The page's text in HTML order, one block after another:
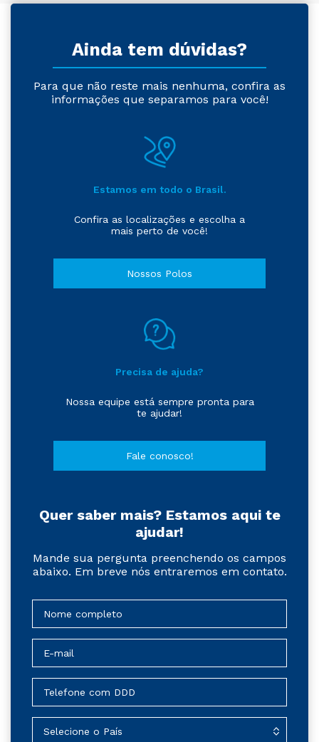
Ainda tem dúvidas?
Para que não reste mais nenhuma, confira as
informações que separamos para você!
Estamos em todo o Brasil.
Confira as localizações e escolha a
mais perto de você!
Nossos Polos
Precisa de ajuda?
Nossa equipe está sempre pronta para
te ajudar!
Fale conosco!
Quer saber mais? Estamos aqui te
ajudar!
Mande sua pergunta preenchendo os campos
abaixo. Em breve nós entraremos em contato.